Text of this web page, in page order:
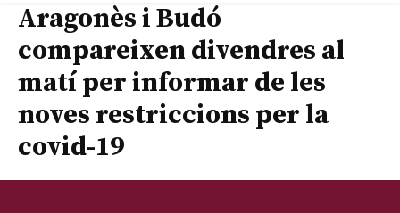
Aragonès i Budó
compareixen divendres al
matí per informar de les
noves restriccions per la
covid-19